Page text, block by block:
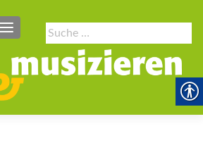
Suche
nach:
SCHALTE NAVIGATION